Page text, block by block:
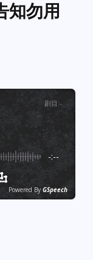
勿用
剧目 :-
-:--
Powered By GSpeech